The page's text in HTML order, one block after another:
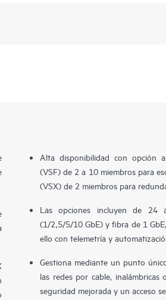
Alta disponibilidad con opción
(VSF) de 2 a 10 miembros para
(VSX) de 2 miembros para
Las opciones incluyen de 24
(1/2,5/5/10 GbE) y fibra de 1
ello con telemetría y
Gestiona mediante un punto
las redes por cable,
seguridad mejorada y un acceso